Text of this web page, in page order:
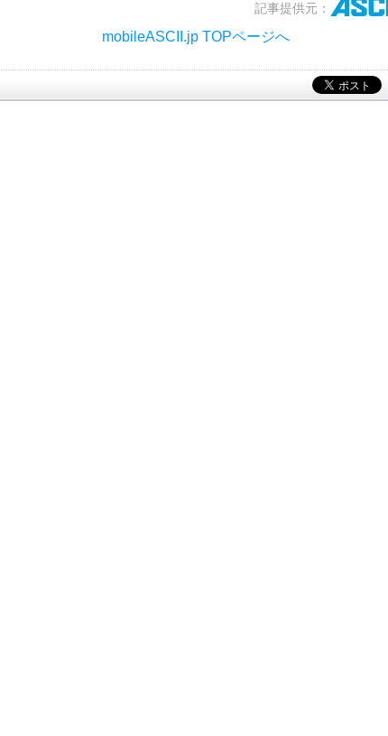
記事提供元：
mobileASCII.jp TOPページへ